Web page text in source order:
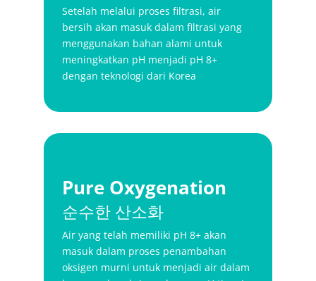
Setelah melalui proses filtrasi, air
bersih akan masuk dalam filtrasi yang
menggunakan bahan alami untuk
meningkatkan pH menjadi pH 8+
dengan teknologi dari Korea
Pure Oxygenation
순수한 산소화
Air yang telah memiliki pH 8+ akan
masuk dalam proses penambahan
oksigen murni untuk menjadi air dalam